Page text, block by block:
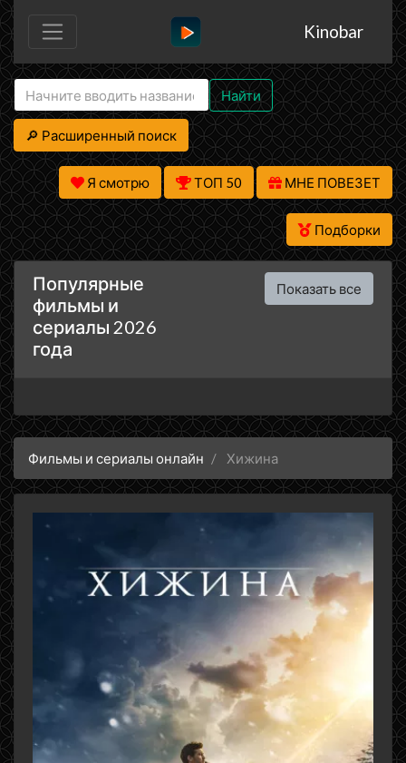
Kinobar
Найти
🔎 Расширенный поиск
Я смотрю ТОП 50 МНЕ ПОВЕЗЕТ
Подборки
Популярные
фильмы и
сериалы 2026
года
Показать все
Фильмы и сериалы онлайн Хижина